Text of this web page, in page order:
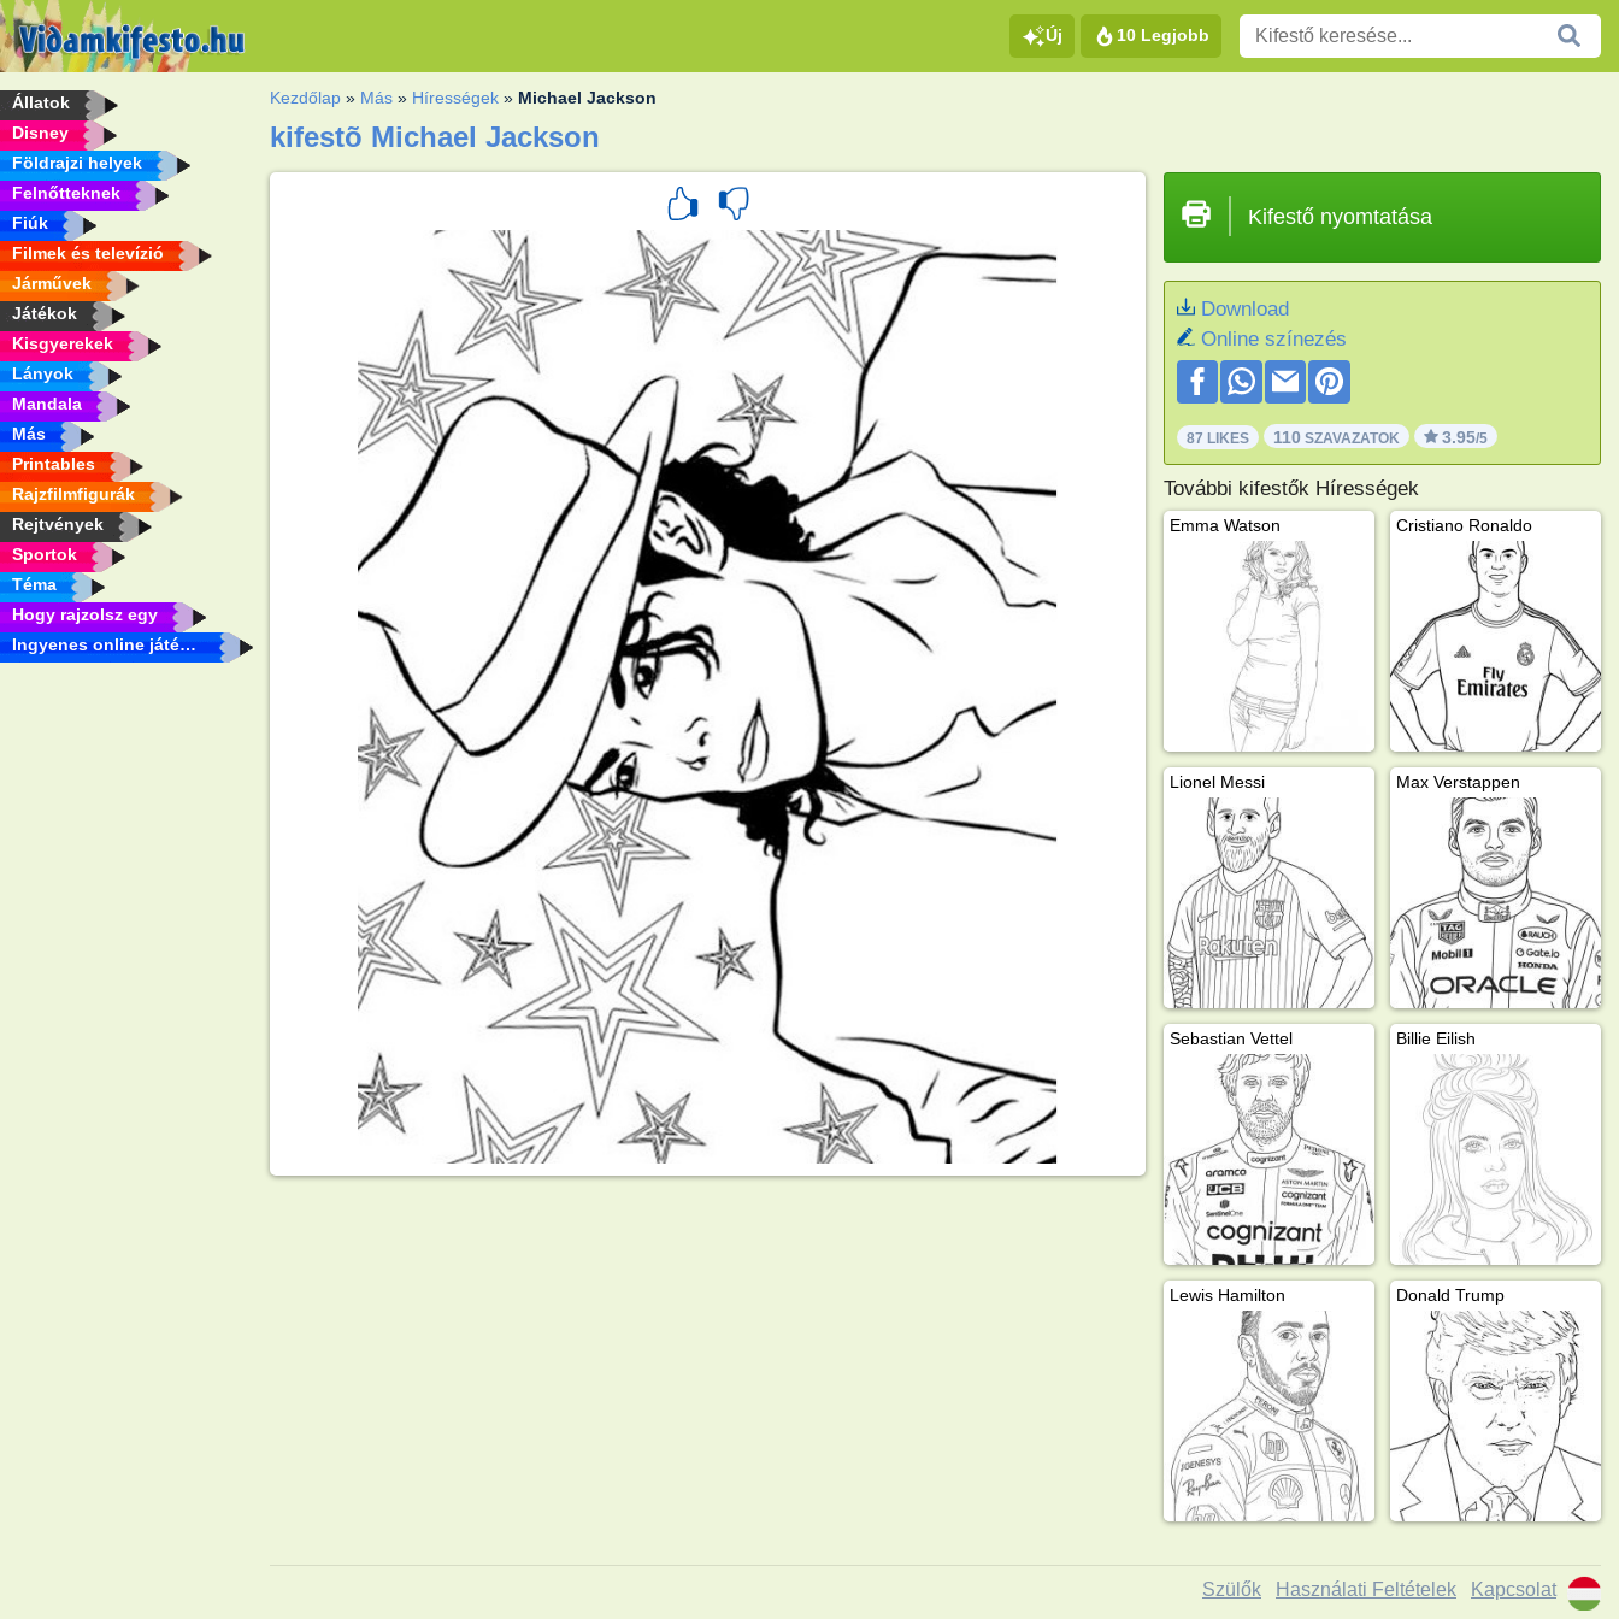
Új 10 Legjobb
Állatok
Disney
Földrajzi helyek
Felnőtteknek
Fiúk
Filmek és televízió
Járművek
Játékok
Kisgyerekek
Lányok
Mandala
Más
Printables
Rajzfilmfigurák
Rejtvények
Sportok
Téma
Hogy rajzolsz egy
Ingyenes online játékok
Kezdőlap » Más » Hírességek » Michael Jackson
kifestõ Michael Jackson
Kifestő nyomtatása
Download
Online színezés
87 LIKES 110 SZAVAZATOK 3.95/5
További kifestők Hírességek
Emma Watson Cristiano Ronaldo
Lionel Messi Max Verstappen
Sebastian Vettel Billie Eilish
Lewis Hamilton Donald Trump
Szülők Használati Feltételek Kapcsolat